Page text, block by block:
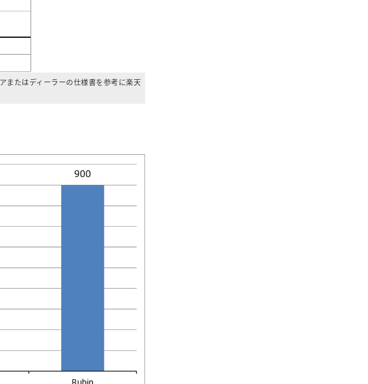
またはディーラーの仕様書を参考に楽天